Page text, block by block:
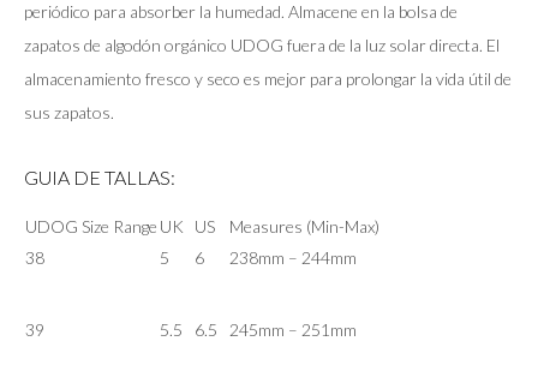
periódico para absorber la humedad. Almacene en la bolsa de
zapatos de algodón orgánico UDOG fuera de la luz solar directa. El
almacenamiento fresco y seco es mejor para prolongar la vida útil de
sus zapatos.
GUIA DE TALLAS:
UDOG Size Range UK US
Measures (Min-Max)
38
5 6 238mm – 244mm
39 5.5 6.5 245mm – 251mm